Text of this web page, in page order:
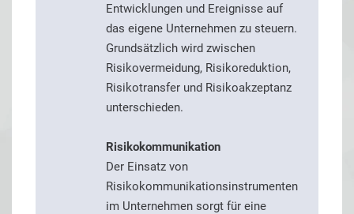
Entwicklungen und Ereignisse auf
das eigene Unternehmen zu steuern.
Grundsätzlich wird zwischen
Risikovermeidung, Risikoreduktion,
Risikotransfer und Risikoakzeptanz
unterschieden.
Risikokommunikation
Der Einsatz von
Risikokommunikationsinstrumenten
im Unternehmen sorgt für eine